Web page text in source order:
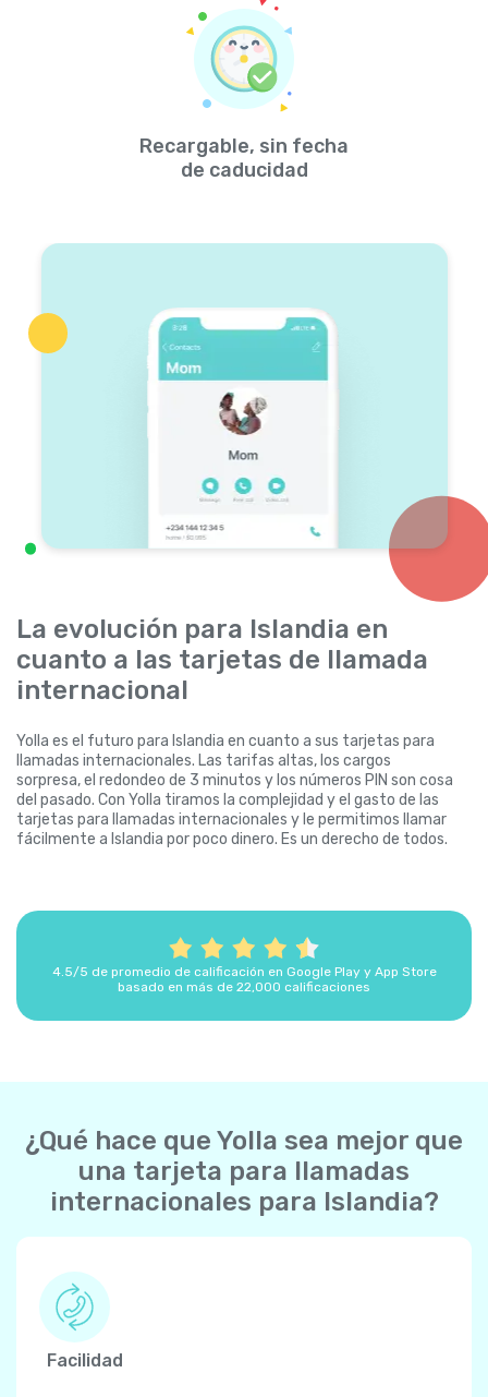
Recargable, sin fecha
de caducidad
La evolución para Islandia en
cuanto a las tarjetas de llamada
internacional
Yolla es el futuro para Islandia en cuanto a sus tarjetas para
llamadas internacionales. Las tarifas altas, los cargos
sorpresa, el redondeo de 3 minutos y los números PIN son cosa
del pasado. Con Yolla tiramos la complejidad y el gasto de las
tarjetas para llamadas internacionales y le permitimos llamar
fácilmente a Islandia por poco dinero. Es un derecho de todos.
4.5/5 de promedio de calificación en Google Play y App Store
basado en más de 22,000 calificaciones
¿Qué hace que Yolla sea mejor que
una tarjeta para llamadas
internacionales para Islandia?
Facilidad